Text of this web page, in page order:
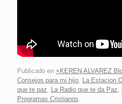
Publicado en +KEREN ALVAREZ
Consejos para mi hijo La Estacion
que te paz
La Radio que te da Paz
Programas Cristianos